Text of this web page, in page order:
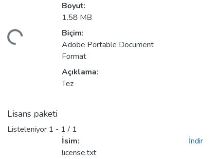
Boyut:
1.58 MB
Biçim:
Adobe Portable Document
Format
Açıklama:
Tez
Lisans paketi
Listeleniyor 1 - 1 / 1
İsim:
license.txt
İndir